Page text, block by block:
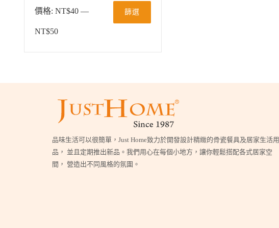
篩選
價格: NT$40 —
NT$50
品味生活可以很簡單，Just Home致力於開發設計精緻的骨瓷餐具及居家生活用
品， 並且定期推出新品。我們用心在每個小地方，讓你輕鬆搭配各式居家空
間， 營造出不同風格的氛圍。